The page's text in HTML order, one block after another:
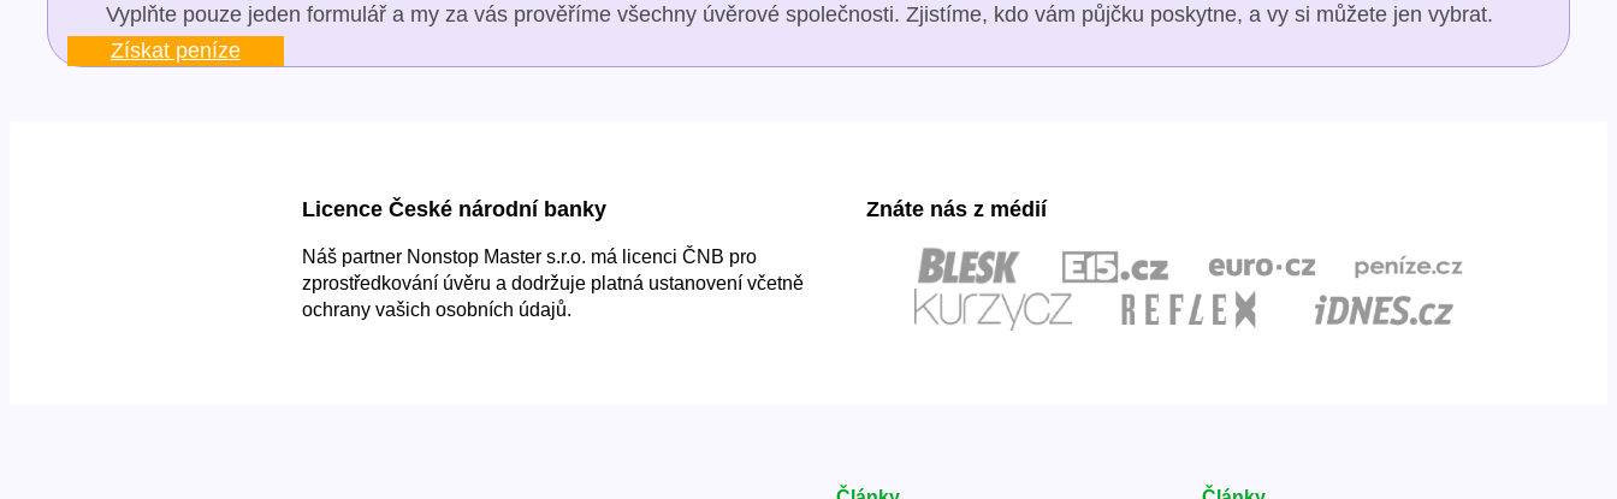
Vyplňte pouze jeden formulář a my za vás prověříme všechny úvěrové společnosti. Zjistíme, kdo vám půjčku poskytne, a vy si můžete jen vybrat.
Získat peníze
Licence České národní banky
Náš partner Nonstop Master s.r.o. má licenci ČNB pro
zprostředkování úvěru a dodržuje platná ustanovení včetně
ochrany vašich osobních údajů.
Znáte nás z médií